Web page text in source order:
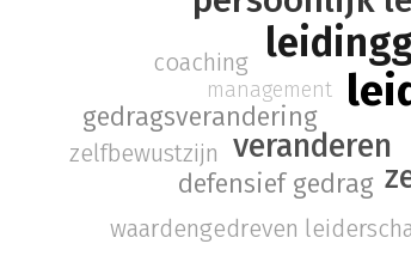
veranderen
gedragsverandering
defensief gedrag
management
waardengedreven
coaching
zelfbewustzijn